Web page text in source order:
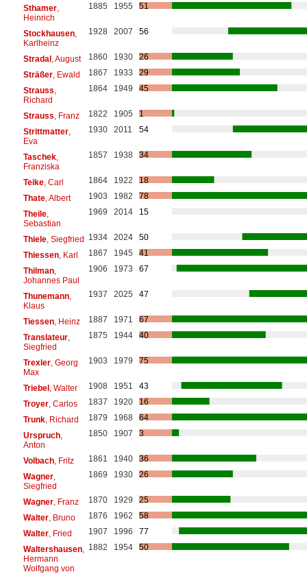
Sthamer,
Heinrich
1885 1955 51
Stockhausen,
Karlheinz
1928 2007 56
Stradal, August 1860 1930
26
Sträßer, Ewald 1867 1933
29
Strauss
Richard
1864 1949 45
Strauss , Franz 1822 1905
1
Strittmatter,
Eva
1930 2011 54
Taschek,
Franziska
1857 1938 34
Teike, Carl 1864 1922
18
Thate, Albert 1903 1982
78
Theile,
Sebastian
1969 2014 15
Thiele, Siegfried 1934 2024
50
Thiessen, Karl 1867 1945
41
Thilman,
Johannes Paul
1906 1973 67
Thunemann,
Klaus
1937 2025 47
Tiessen, Heinz 1887 1971
67
Translateur,
Siegfried
1875 1944 40
Trexler, Georg
Max
1903 1979 75
Triebel, Walter 1908 1951
43
Troyer, Carlos 1837 1920
16
Trunk, Richard 1879 1968
64
Urspruch,
Anton
1850 1907 3
Volbach, Fritz 1861 1940
36
Wagner,
Siegfried
1869 1930 26
Wagner, Franz 1870 1929
25
Walter, Bruno 1876 1962
58
Walter, Fried 1907 1996
77
Waltershausen,
Hermann
Wolfgang von
1882 1954 50